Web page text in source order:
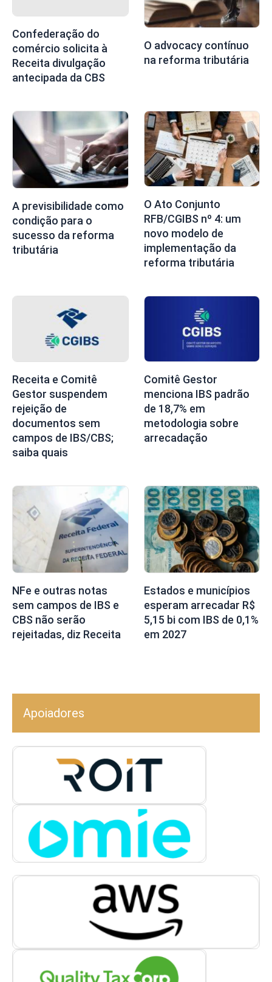
Confederação do
comércio solicita à
Receita divulgação
antecipada da CBS
O advocacy contínuo
na reforma tributária
A previsibilidade como
condição para o
sucesso da reforma
tributária
O Ato Conjunto
RFB/CGIBS nº 4: um
novo modelo de
implementação da
reforma tributária
Receita e Comitê
Gestor suspendem
rejeição de
documentos sem
campos de IBS/CBS;
saiba quais
Comitê Gestor
menciona IBS padrão
de 18,7% em
metodologia sobre
arrecadação
NFe e outras notas
sem campos de IBS e
CBS não serão
rejeitadas, diz Receita
Estados e municípios
esperam arrecadar R$
5,15 bi com IBS de 0,1%
em 2027
Apoiadores